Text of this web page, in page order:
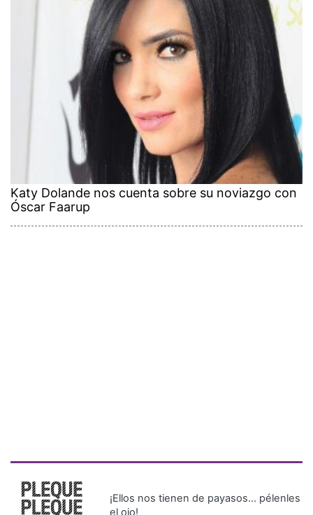
Katy Dolande nos cuenta sobre su noviazgo con
Óscar Faarup
¡Ellos nos tienen de payasos… pélenles
el ojo!